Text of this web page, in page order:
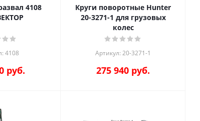
4108
4108
руб.
Круги поворотные Hunter
20-3271-1 для грузовых
колес
Артикул: 20-3271-1
275 940 руб.